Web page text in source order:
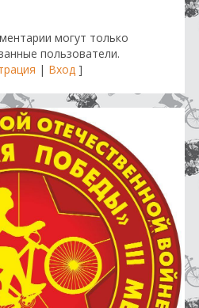
могут только
пользователи.
| Вход]